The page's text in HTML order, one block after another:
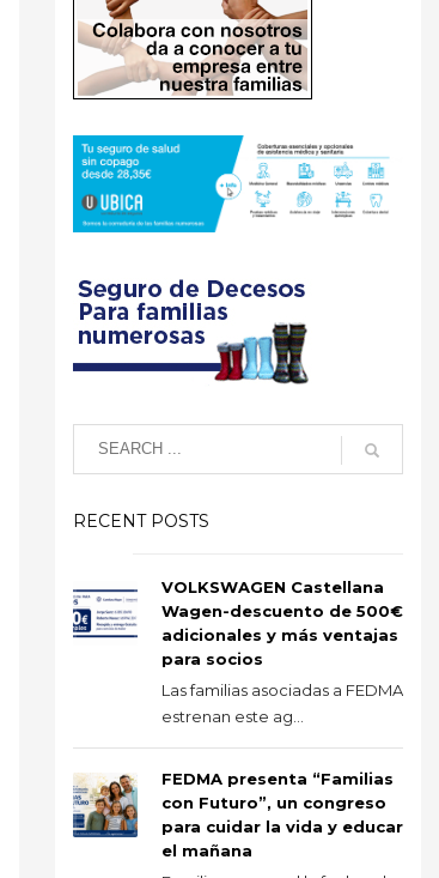
RECENT POSTS
VOLKSWAGEN Castellana
Wagen-descuento de 500€
adicionales y más ventajas
para socios
Las familias asociadas a FEDMA
estrenan este ag...
FEDMA presenta “Familias
con Futuro”, un congreso
para cuidar la vida y educar
el mañana